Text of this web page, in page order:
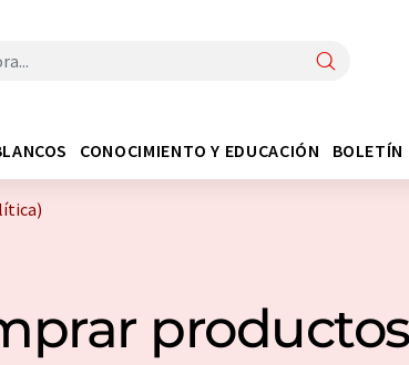
CONOCIMIENTO Y EDUCACIÓN BOLETÍN